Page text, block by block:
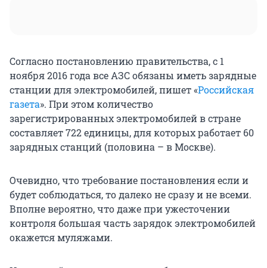
Согласно постановлению правительства, с 1
ноября 2016 года все АЗС обязаны иметь зарядные
станции для электромобилей, пишет «Российская
газета». При этом количество
зарегистрированных электромобилей в стране
составляет 722 единицы, для которых работает 60
зарядных станций (половина – в Москве).
Очевидно, что требование постановления если и
будет соблюдаться, то далеко не сразу и не всеми.
Вполне вероятно, что даже при ужесточении
контроля большая часть зарядок электромобилей
окажется муляжами.